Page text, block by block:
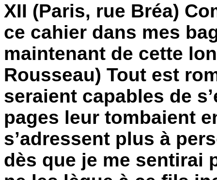
XII (Paris, rue Bréa)
ce cahier dans mes
maintenant de cette
Rousseau) Tout est
seraient capables de
pages leur tombaient
s’adressent plus à
dès que je me sentirai